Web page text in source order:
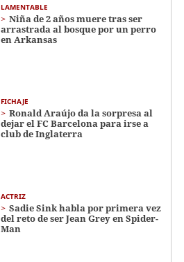
LAMENTABLE
Niña de 2 años muere tras ser
arrastrada al bosque por un perro
en Arkansas
FICHAJE
Ronald Araújo da la sorpresa al
dejar el FC Barcelona para irse a
club de Inglaterra
ACTRIZ
Sadie Sink habla por primera vez
del reto de ser Jean Grey en Spider-
Man